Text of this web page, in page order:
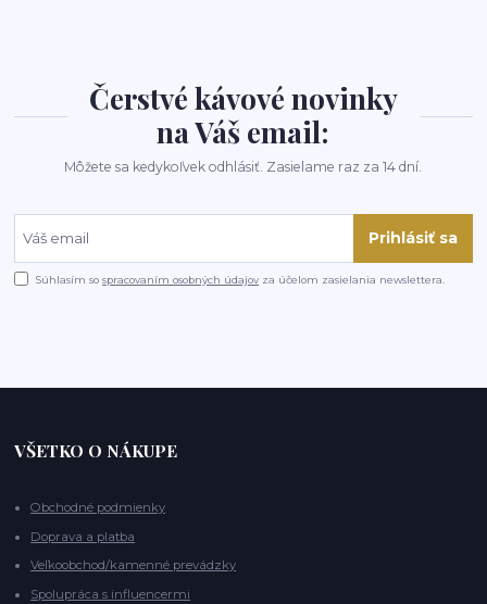
Čerstvé kávové novinky
na Váš email:
Môžete sa kedykoľvek odhlásiť. Zasielame raz za 14 dní.
Prihlásiť sa
Súhlasím sospracovaním osobných údajov za účelom zasielania newslettera.
VŠETKO O NÁKUPE
Obchodné podmienky
Doprava a platba
Veľkoobchod/kamenné prevádzky
Spolupráca s influencermi